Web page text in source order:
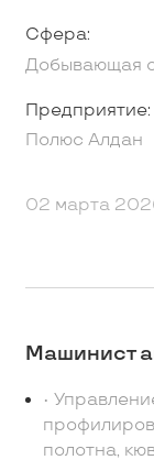
Сфера:
Добывающая
Предприятие:
Полюс Алдан
02 марта
Машинист
•
полотна,